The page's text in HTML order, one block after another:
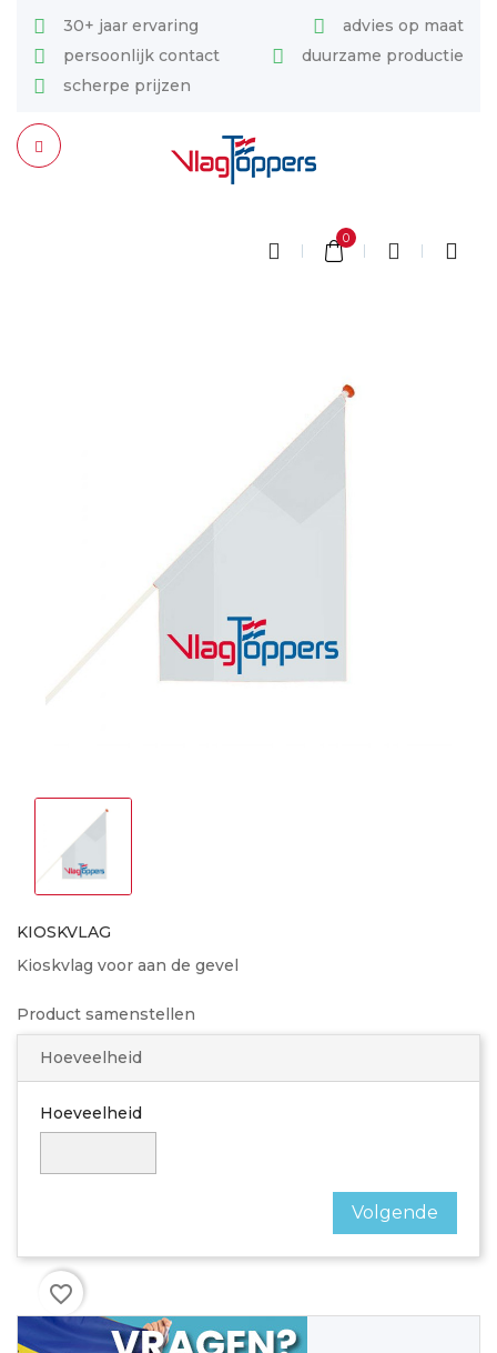
30+ jaar ervaring
advies op maat
persoonlijk contact
duurzame productie
scherpe prijzen
0
KIOSKVLAG
Kioskvlag voor aan de gevel
Product samenstellen
Hoeveelheid
Hoeveelheid
Volgende
favorite_border